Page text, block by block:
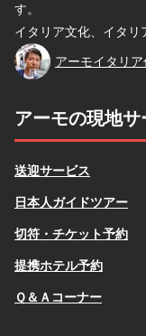
す。
イタリア文化、イタリ
堂
アーモイタリ
アーモの現地サ
送迎サービス
日本人ガイドツアー
切符・チケット予約
提携ホテル予約
Ｑ＆Ａコーナー